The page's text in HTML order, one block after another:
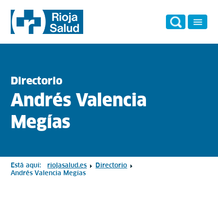
Directorio
Andrés Valencia
Megías
Está aquí: riojasalud.es
Directorio
Andrés Valencia Megías